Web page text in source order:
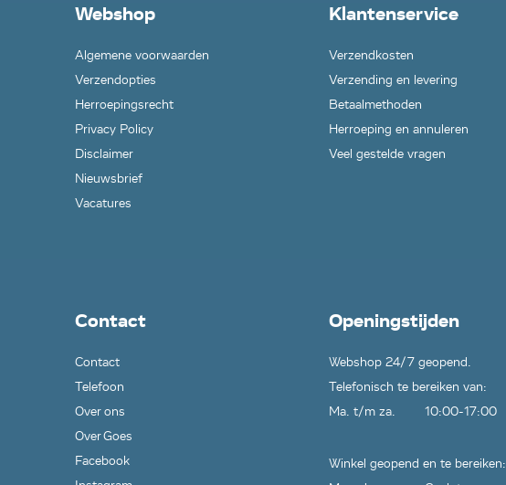
Webshop
Algemene voorwaarden
Verzendopties
Herroepingsrecht
Privacy Policy
Disclaimer
Nieuwsbrief
Vacatures
Klantenservice
Verzendkosten
Verzending en levering
Betaalmethoden
Herroeping en annuleren
Veel gestelde vragen
Contact
Contact
Telefoon
Over ons
Over Goes
Facebook
Openingstijden
Webshop 24/7 geopend.
Telefonisch te bereiken van:
Ma. t/m za.
10:00-17:00
Winkel geopend en te bereiken: